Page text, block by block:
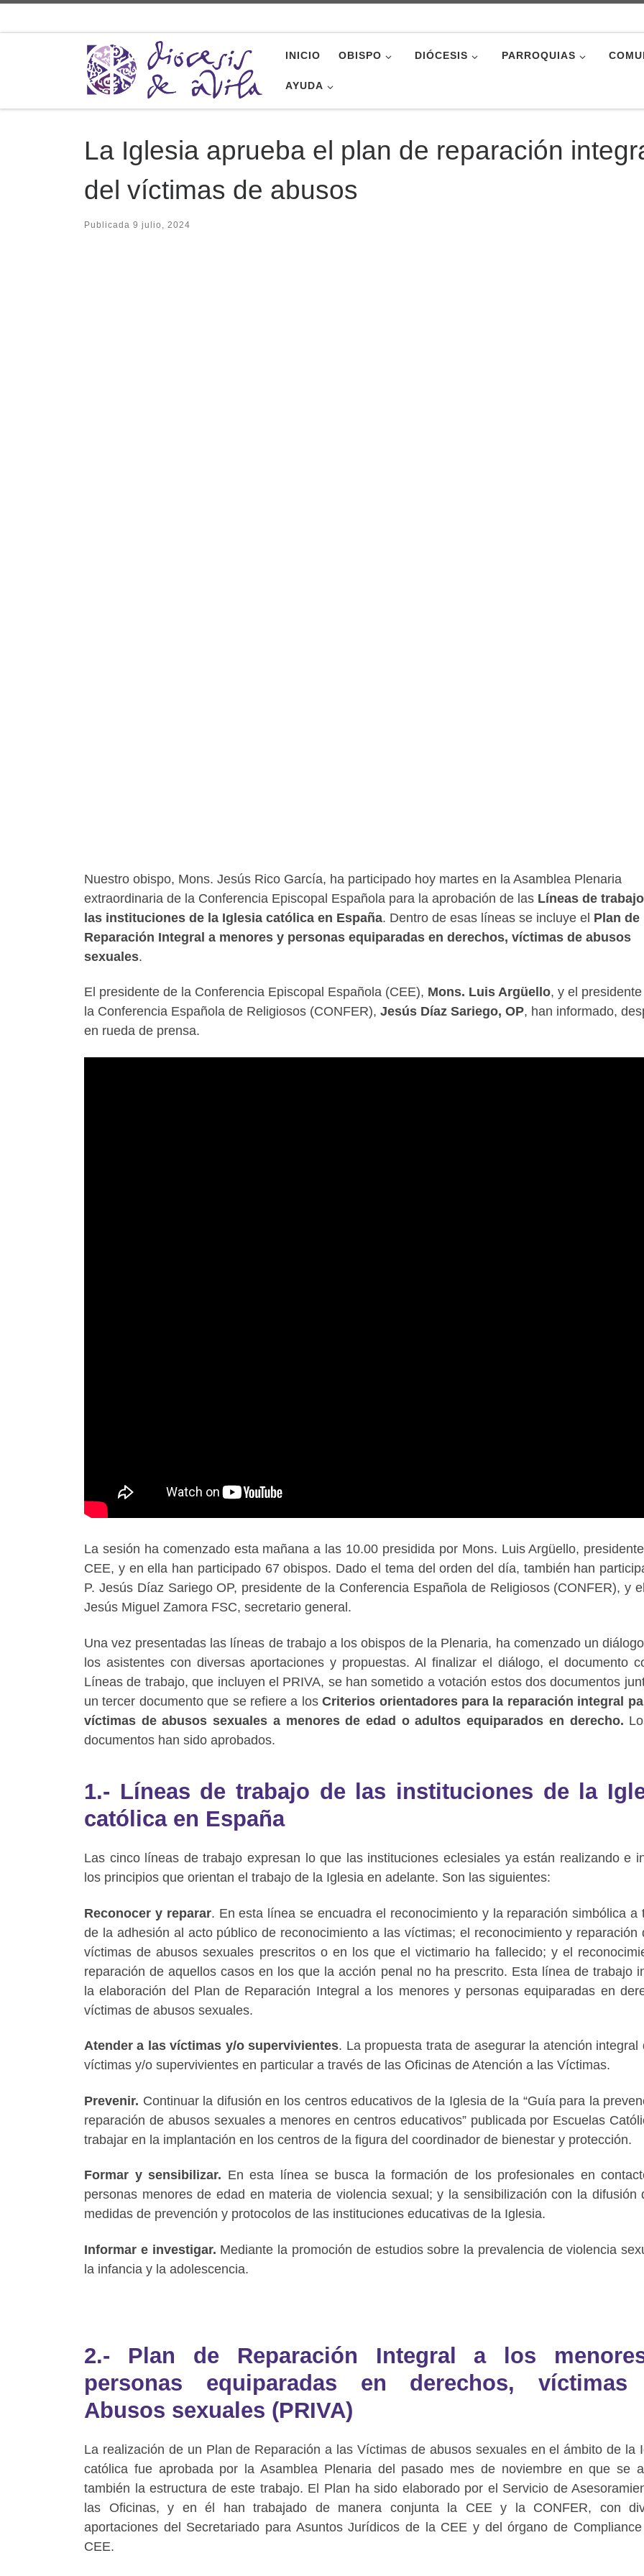
INICIO OBISPO DIÓCESIS PARROQUIAS
AYUDA
La Iglesia aprueba el plan de reparación
del víctimas de abusos
Publicada 9 julio, 2024
Nuestro obispo, Mons. Jesús Rico García, ha participado hoy martes en la Asamblea Plenaria
extraordinaria de la Conferencia Episcopal Española para la aprobación de las Líneas de
las instituciones de la Iglesia católica en España. Dentro de esas líneas se incluye el Plan de
Reparación Integral a menores y personas equiparadas en derechos, víctimas de abusos
sexuales.
El presidente de la Conferencia Episcopal Española (CEE), Mons. Luis Argüello, y el
la Conferencia Española de Religiosos (CONFER), Jesús Díaz Sariego, OP, han informado,
en rueda de prensa.
La sesión ha comenzado esta mañana a las 10.00 presidida por Mons. Luis Argüello,
CEE, y en ella han participado 67 obispos. Dado el tema del orden del día, también han
P. Jesús Díaz Sariego OP, presidente de la Conferencia Española de Religiosos (CONFER), y
Jesús Miguel Zamora FSC, secretario general.
Una vez presentadas las líneas de trabajo a los obispos de la Plenaria, ha comenzado un
los asistentes con diversas aportaciones y propuestas. Al finalizar el diálogo, el documento
Líneas de trabajo, que incluyen el PRIVA, se han sometido a votación estos dos documentos
un tercer documento que se refiere a losCriterios orientadores para la reparación integral
víctimas de abusos sexuales a menores de edad o adultos equiparados en derecho.
documentos han sido aprobados.
1.- Líneas de trabajo de las instituciones de la
católica en España
Las cinco líneas de trabajo expresan lo que las instituciones eclesiales ya están realizando e
los principios que orientan el trabajo de la Iglesia en adelante. Son las siguientes:
Reconocer y reparar. En esta línea se encuadra el reconocimiento y la reparación simbólica a
de la adhesión al acto público de reconocimiento a las víctimas; el reconocimiento y reparación
víctimas de abusos sexuales prescritos o en los que el victimario ha fallecido; y el
reparación de aquellos casos en los que la acción penal no ha prescrito. Esta línea de trabajo
la elaboración del Plan de Reparación Integral a los menores y personas equiparadas en
víctimas de abusos sexuales.
Atender a las víctimas y/o supervivientes. La propuesta trata de asegurar la atención integral
víctimas y/o supervivientes en particular a través de las Oficinas de Atención a las Víctimas.
Prevenir. Continuar la difusión en los centros educativos de la Iglesia de la “Guía para la
reparación de abusos sexuales a menores en centros educativos” publicada por Escuelas
trabajar en la implantación en los centros de la figura del coordinador de bienestar y protección.
Formar y sensibilizar. En esta línea se busca la formación de los profesionales en
personas menores de edad en materia de violencia sexual; y la sensibilización con la difusión
medidas de prevención y protocolos de las instituciones educativas de la Iglesia.
Informar e investigar. Mediante la promoción de estudios sobre la prevalencia de violencia
la infancia y la adolescencia.
2.- Plan de Reparación Integral a los
personas equiparadas en derechos, víctimas
Abusos sexuales (PRIVA)
La realización de un Plan de Reparación a las Víctimas de abusos sexuales en el ámbito de la
católica fue aprobada por la Asamblea Plenaria del pasado mes de noviembre en que se
también la estructura de este trabajo. El Plan ha sido elaborado por el Servicio de
las Oficinas, y en él han trabajado de manera conjunta la CEE y la CONFER, con
aportaciones del Secretariado para Asuntos Jurídicos de la CEE y del órgano de
CEE.